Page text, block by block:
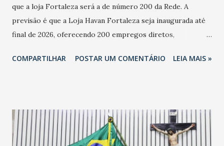
que a loja Fortaleza será a de número 200 da Rede. A
previsão é que a Loja Havan Fortaleza seja inaugurada até
final de 2026, oferecendo 200 empregos diretos,
Havan Fortaleza ainda não foi anunciada oficialmente, mas
COMPARTILHAR POSTAR UM COMENTÁRIO LEIA MAIS »